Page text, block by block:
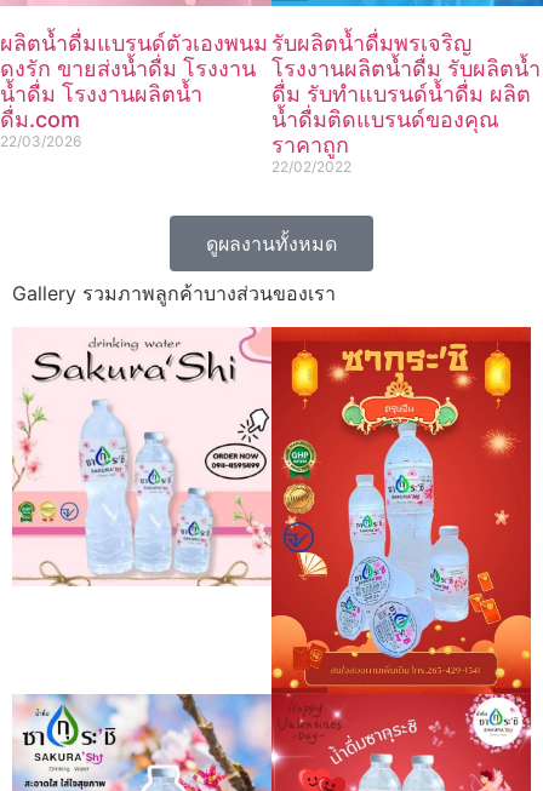
ผลิตน้ำดื่มแบรนด์ตัวเองพนม
ดงรัก ขายส่งน้ำดื่ม โรงงาน
น้ำดื่ม โรงงานผลิตน้ำ
ดื่ม.com
22/03/2026
รับผลิตน้ำดื่มพรเจริญ
โรงงานผลิตน้ำดื่ม รับผลิตน้ำ
ดื่ม รับทำแบรนด์น้ำดื่ม ผลิต
น้ำดื่มติดแบรนด์ของคุณ
ราคาถูก
22/02/2022
ดูผลงานทั้งหมด
Gallery รวมภาพลูกค้าบางส่วนของเรา